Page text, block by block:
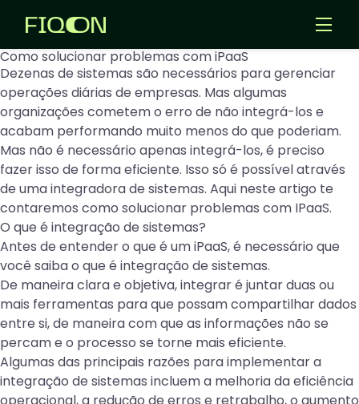
Templates
Aplicativos
Entrar
Criar Agentes IA
Como solucionar problemas com iPaaS
Dezenas de sistemas são necessários para gerenciar
operações diárias de empresas. Mas algumas
organizações cometem o erro de não integrá-los e
acabam performando muito menos do que poderiam.
Mas não é necessário apenas integrá-los, é preciso
fazer isso de forma eficiente. Isso só é possível através
de uma integradora de sistemas. Aqui neste artigo te
contaremos como solucionar problemas com IPaaS.
O que é integração de sistemas?
Antes de entender o que é um iPaaS, é necessário que
você saiba o que é integração de sistemas.
De maneira clara e objetiva, integrar é juntar duas ou
mais ferramentas para que possam compartilhar dados
entre si, de maneira com que as informações não se
percam e o processo se torne mais eficiente.
Algumas das principais razões para implementar a
integração de sistemas incluem a melhoria da eficiência